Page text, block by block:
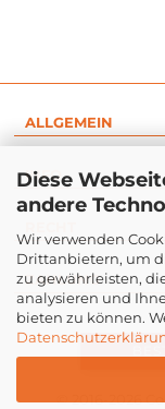
Diese
andere
Wir verwenden
Drittanbietern, um
zu gewährleisten,
analysieren und
bieten zu können.
ALLGEMEIN
INFO
ZAHLUNG
© 2016-2026